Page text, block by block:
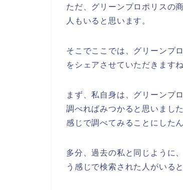
ただ、グリーンプロポリスの
人もいると思います。
そこでここでは、グリーンプ
をシェアさせていただきますね
まず、私自身は、グリーンプ
調べればみつかると思いまし
感じで調べてみることにした
多分、過去の私と同じように
う感じで検索された人がいる